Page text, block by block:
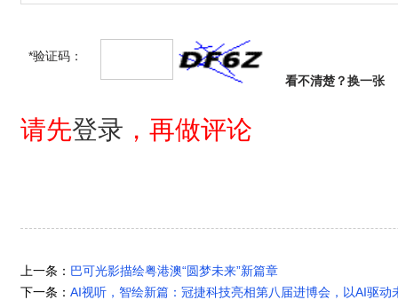
*验证码：
看不清楚？换一张
请先登录 ，再做评论
上一条： 巴可光影描绘粤港澳“圆梦未来”新篇章
下一条： AI视听，智绘新篇：冠捷科技亮相第八届进博会，以AI驱动